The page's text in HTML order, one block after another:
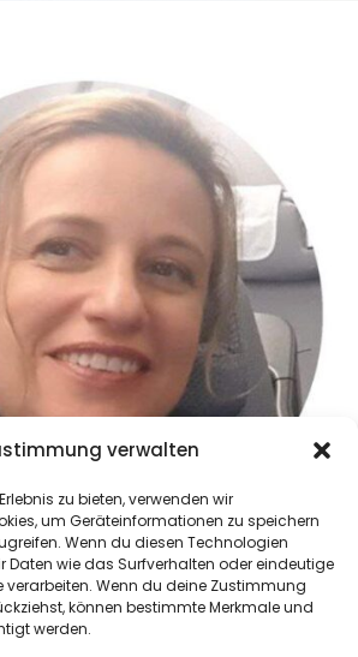
verwalten
zu bieten, verwenden wir
um Geräteinformationen zu speichern
Wenn du diesen Technologien
Daten wie das Surfverhalten oder eindeutige
verarbeiten. Wenn du deine Zustimmung
können bestimmte Merkmale und
werden.
2